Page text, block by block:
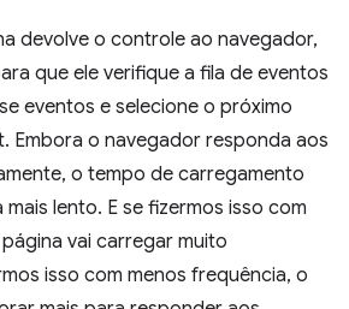
devolve o controle ao navegador,
que ele verifique a fila de eventos
eventos e selecione o próximo
Embora o navegador responda aos
o tempo de carregamento
lento. E se fizermos isso com
vai carregar muito
isso com menos frequência, o